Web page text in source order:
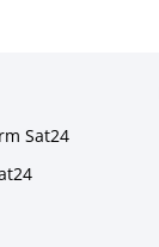
Sat24